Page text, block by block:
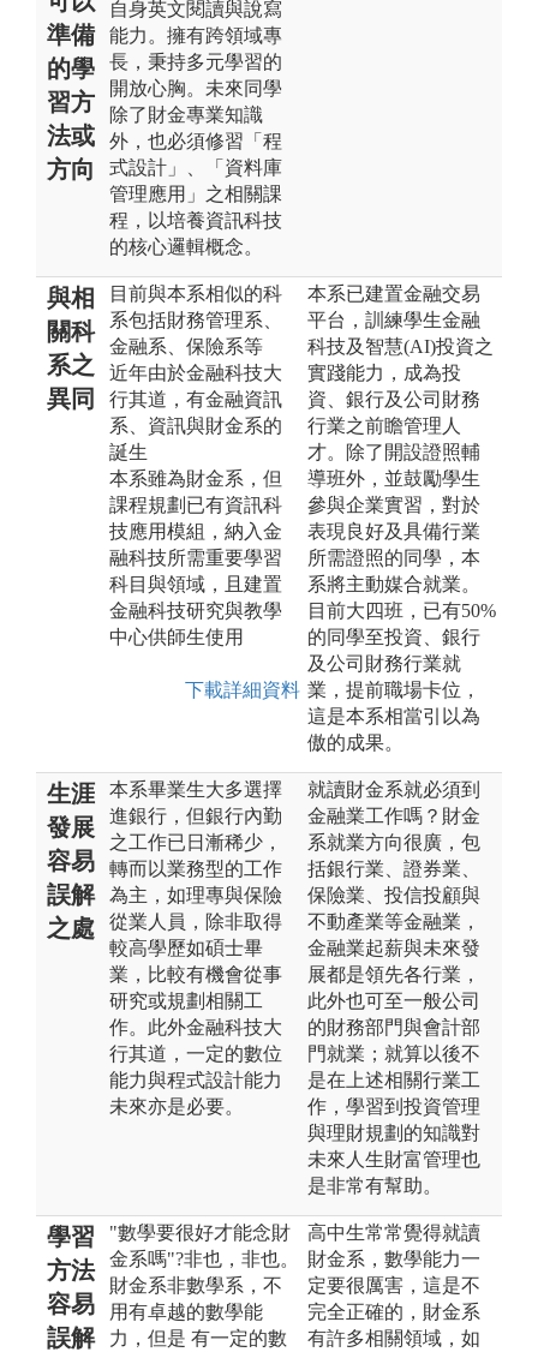
準備
的學
習方
法或
方向
自身英文閱讀與說寫
能力。擁有跨領域專
長，秉持多元學習的
開放心胸。未來同學
除了財金專業知識
外，也必須修習「程
式設計」、「資料庫
管理應用」之相關課
程，以培養資訊科技
的核心邏輯概念。
與相
關科
系之
異同
目前與本系相似的科
系包括財務管理系、
金融系、保險系等
近年由於金融科技大
行其道，有金融資訊
系、資訊與財金系的
誕生
本系雖為財金系，但
課程規劃已有資訊科
技應用模組，納入金
融科技所需重要學習
科目與領域，且建置
金融科技研究與教學
中心供師生使用
下載詳細資料
本系已建置金融交易
平台，訓練學生金融
科技及智慧(AI)投資之
實踐能力，成為投
資、銀行及公司財務
行業之前瞻管理人
才。除了開設證照輔
導班外，並鼓勵學生
參與企業實習，對於
表現良好及具備行業
所需證照的同學，本
系將主動媒合就業。
目前大四班，已有50%
的同學至投資、銀行
及公司財務行業就
業，提前職場卡位，
這是本系相當引以為
傲的成果。
生涯
發展
容易
誤解
之處
本系畢業生大多選擇
進銀行，但銀行內勤
之工作已日漸稀少，
轉而以業務型的工作
為主，如理專與保險
從業人員，除非取得
較高學歷如碩士畢
業，比較有機會從事
研究或規劃相關工
作。此外金融科技大
行其道，一定的數位
能力與程式設計能力
未來亦是必要。
就讀財金系就必須到
金融業工作嗎？財金
系就業方向很廣，包
括銀行業、證券業、
保險業、投信投顧與
不動產業等金融業，
金融業起薪與未來發
展都是領先各行業，
此外也可至一般公司
的財務部門與會計部
門就業；就算以後不
是在上述相關行業工
作，學習到投資管理
與理財規劃的知識對
未來人生財富管理也
是非常有幫助。
學習
方法
容易
誤解
"數學要很好才能念財
金系嗎"?非也，非也。
財金系非數學系，不
用有卓越的數學能
力，但是 有一定的數
高中生常常覺得就讀
財金系，數學能力一
定要很厲害，這是不
完全正確的，財金系
有許多相關領域，如